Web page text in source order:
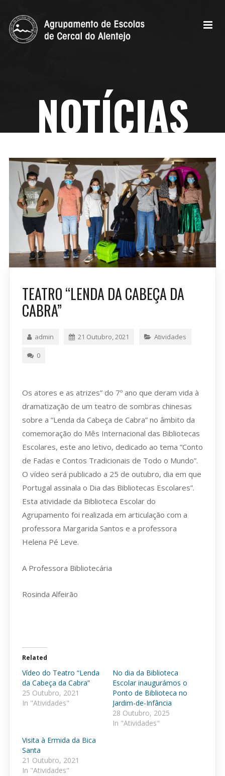
NOTÍCIAS
TEATRO “LENDA DA CABEÇA DA
CABRA”
admin 21 Outubro, 2021 Atividades
0
Os atores e as atrizes” do 7º ano que deram vida à
dramatização de um teatro de sombras chinesas
sobre a “Lenda da Cabeça de Cabra” no âmbito da
comemoração do Mês Internacional das Bibliotecas
Escolares, este ano letivo, dedicado ao tema “Conto
de Fadas e Contos Tradicionais de Todo o Mundo”.
O vídeo será publicado a 25 de outubro, dia em que
Portugal assinala o Dia das Bibliotecas Escolares”.
Esta atividade da Biblioteca Escolar do
Agrupamento foi realizada em articulação com a
professora Margarida Santos e a professora
Helena Pé Leve.
A Professora Bibliotecária
Rosinda Alfeirão
Related
Vídeo do Teatro “Lenda
da Cabeça da Cabra”
25 Outubro, 2021
In "Atividades"
No dia da Biblioteca
Escolar inaugurámos o
Ponto de Biblioteca no
Jardim-de-Infância
28 Outubro, 2025
In "Atividades"
Visita à Ermida da Bica
Santa
21 Outubro, 2021
In "Atividades"